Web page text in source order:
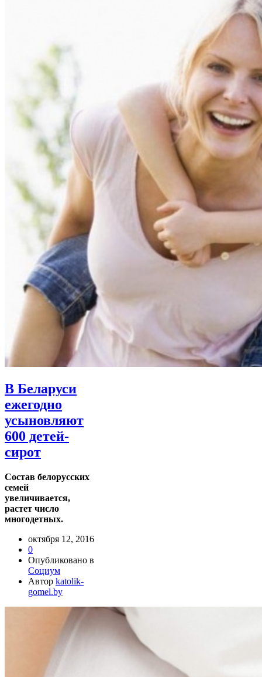
В Беларуси
ежегодно
усыновляют
600 детей-
сирот
Состав белорусских
семей
увеличивается,
растет число
многодетных.
октября 12, 2016
0
Опубликовано в
Социум
Автор katolik-
gomel.by